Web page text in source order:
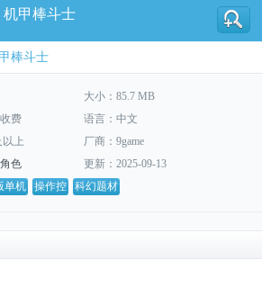
机甲棒斗士
棒斗士
大小：85.7 MB
费
语言：中文
以上
厂商：9game
色
更新：2025-09-13
单机 操作控 科幻题材